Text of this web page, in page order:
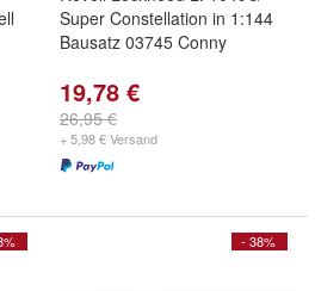
Super Constellation in 1:144
Bausatz 03745 Conny
19,78 €
26,95 €
+ 5,98 € Versand
- 38%